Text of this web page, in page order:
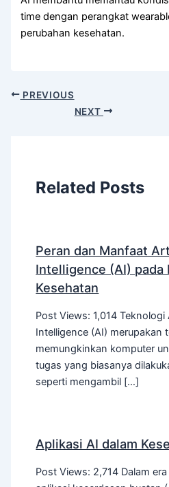
time dengan perangkat
perubahan kesehatan.
PREVIOUS
NEXT
Related Posts
Peran dan Manfaat
Intelligence (AI) pada
Kesehatan
Post Views: 1,014 Teknologi
Intelligence (AI) merupakan
memungkinkan komputer
tugas yang biasanya
seperti mengambil […]
Aplikasi AI dalam
Post Views: 2,714 Dalam